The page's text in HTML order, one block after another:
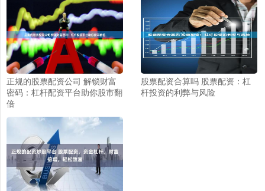
正规的股票配资公司 解锁财富
密码：杠杆配资平台助你股市翻
倍
股票配资合算吗 股票配资：杠
杆投资的利弊与风险